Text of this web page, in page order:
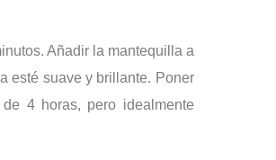
Añadir la mantequilla a
esté suave y brillante. Poner
4 horas, pero idealmente